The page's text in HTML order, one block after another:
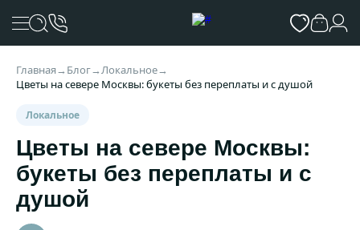
Главная→ Блог→Локальное→
Цветы на севере Москвы: букеты без переплаты и с душой
Локальное
Цветы на севере Москвы:
букеты без переплаты и с
душой